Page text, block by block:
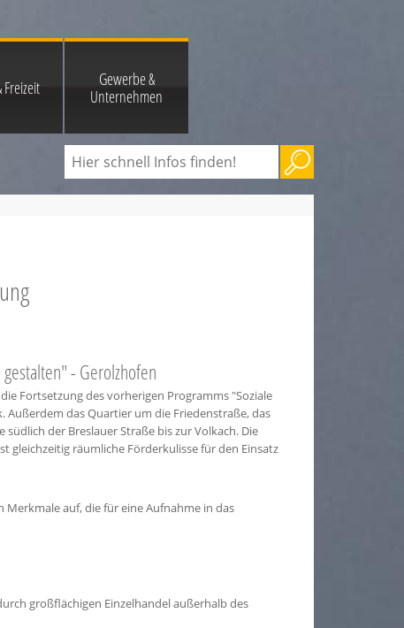
Freizeit
Gewerbe &
Unternehmen
- Gerolzhofen
Fortsetzung des vorherigen Programms "Soziale
das Quartier um die Friedenstraße, das
der Breslauer Straße bis zur Volkach. Die
gleichzeitig räumliche Förderkulisse für den Einsatz
auf, die für eine Aufnahme in das
großflächigen Einzelhandel außerhalb des